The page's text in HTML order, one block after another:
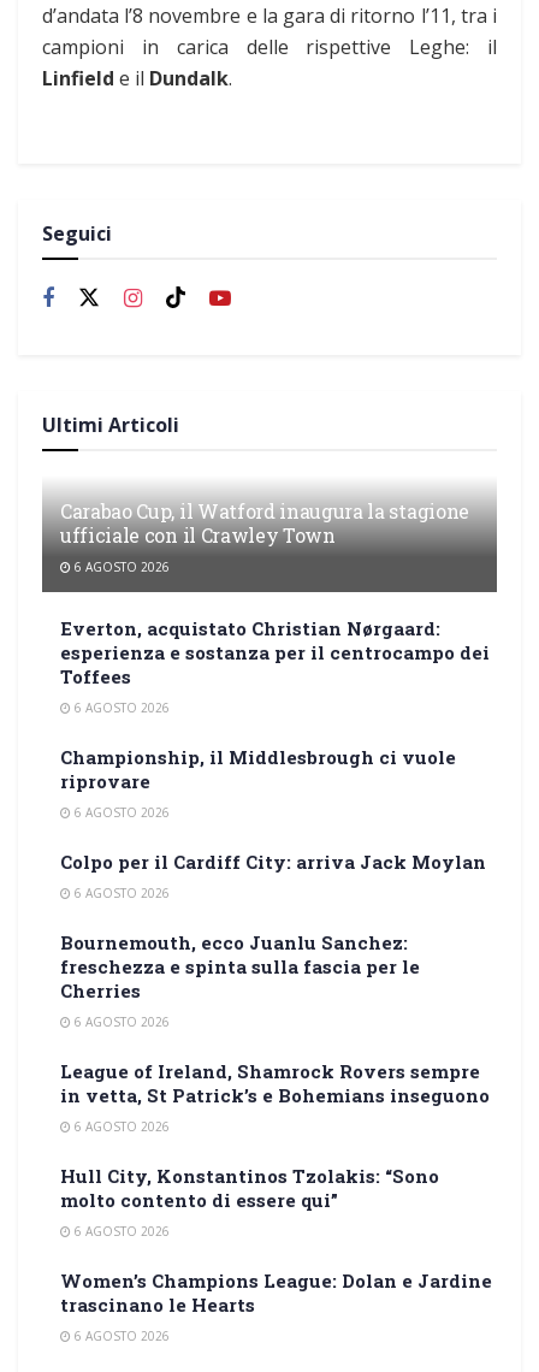
d’andata l’8 novembre e la gara di ritorno l’11, tra i
campioni in carica delle rispettive Leghe: il
Linfield e il Dundalk.
Seguici
Ultimi Articoli
Carabao Cup, il Watford inaugura la stagione
ufficiale con il Crawley Town
6 AGOSTO 2026
Everton, acquistato Christian Nørgaard:
esperienza e sostanza per il centrocampo dei
Toffees
6 AGOSTO 2026
Championship, il Middlesbrough ci vuole
riprovare
6 AGOSTO 2026
Colpo per il Cardiff City: arriva Jack Moylan
6 AGOSTO 2026
Bournemouth, ecco Juanlu Sanchez:
freschezza e spinta sulla fascia per le
Cherries
6 AGOSTO 2026
League of Ireland, Shamrock Rovers sempre
in vetta, St Patrick’s e Bohemians inseguono
6 AGOSTO 2026
Hull City, Konstantinos Tzolakis: “Sono
molto contento di essere qui”
6 AGOSTO 2026
Women’s Champions League: Dolan e Jardine
trascinano le Hearts
6 AGOSTO 2026